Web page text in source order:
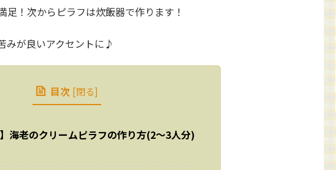
！次からピラフは炊飯器で作ります！
みが良いアクセントに♪
目次 [閉る]
】海老のクリームピラフの作り方(2～3人分)